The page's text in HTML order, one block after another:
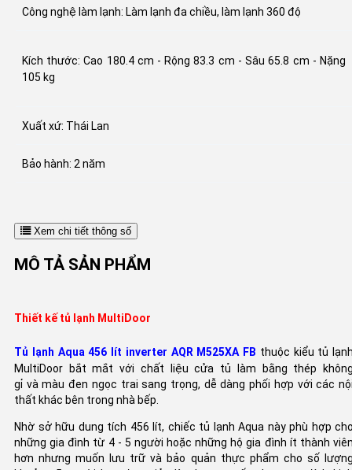
Công nghệ làm lạnh: Làm lạnh đa chiều, làm lạnh 360 độ
Kích thước: Cao 180.4 cm - Rộng 83.3 cm - Sâu 65.8 cm - Nặng
105 kg
Xuất xứ: Thái Lan
Bảo hành: 2 năm
Xem chi tiết thông số
MÔ TẢ SẢN PHẨM
Thiết kế tủ lạnh MultiDoor
Tủ lạnh Aqua 456 lít inverter AQR M525XA FB thuộc kiểu tủ
MultiDoor bắt mắt với chất liệu cửa tủ làm bằng thép
gỉ và màu đen ngọc trai sang trọng, dễ dàng phối hợp với các
thất khác bên trong nhà bếp.
Nhờ sở hữu dung tích 456 lít, chiếc tủ lạnh Aqua này phù hợp
những gia đình từ 4 - 5 người hoặc những hộ gia đình ít thành
hơn nhưng muốn lưu trữ và bảo quản thực phẩm cho số